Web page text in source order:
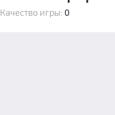
Качество игры:0